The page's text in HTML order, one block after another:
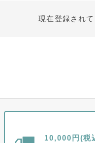
現在登録され
10,000円(税